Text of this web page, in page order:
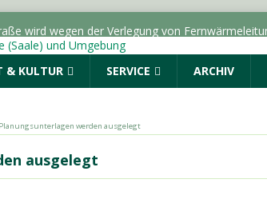
wird wegen der Verlegung von
- HALLE (SAALE) & UMGEBUNG
vom Donnerstag, 06.08.2026
„Menschen. Nicht Herkunft.“ startet in Sachsen-
Drei Fragen an die AOK Sachsen-Anhalt
& KULTUR SERVICE ARCHIV
werden ausgelegt
ausgelegt